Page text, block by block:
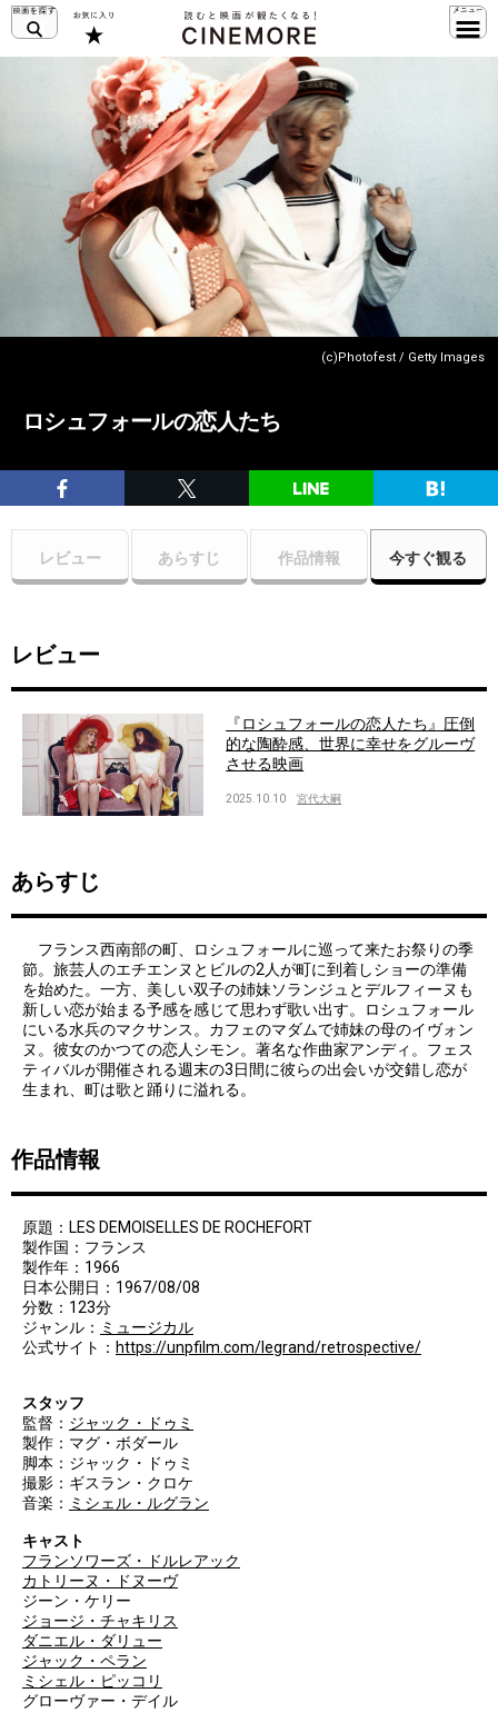
(c)Photofest / Getty Images
ロシュフォールの恋人たち
レビュー あらすじ 作品情報 今すぐ観る
レビュー
『ロシュフォールの恋人たち』圧倒
的な陶酔感、世界に幸せをグルーヴ
させる映画
2025.10.10 宮代大嗣
あらすじ
フランス西南部の町、ロシュフォールに巡って来たお祭りの季
節。旅芸人のエチエンヌとビルの2人が町に到着しショーの準備
を始めた。一方、美しい双子の姉妹ソランジュとデルフィーヌも
新しい恋が始まる予感を感じて思わず歌い出す。ロシュフォール
にいる水兵のマクサンス。カフェのマダムで姉妹の母のイヴォン
ヌ。彼女のかつての恋人シモン。著名な作曲家アンディ。フェス
ティバルが開催される週末の3日間に彼らの出会いが交錯し恋が
生まれ、町は歌と踊りに溢れる。
作品情報
原題：LES DEMOISELLES DE ROCHEFORT
製作国：フランス
製作年：1966
日本公開日：1967/08/08
分数：123分
ジャンル： ミュージカル
公式サイト： https://unpfilm.com/legrand/retrospective/
スタッフ
監督： ジャック・ドゥミ
製作：マグ・ボダール
脚本：ジャック・ドゥミ
撮影：ギスラン・クロケ
音楽： ミシェル・ルグラン
キャスト
フランソワーズ・ドルレアック
カトリーヌ・ドヌーヴ
ジーン・ケリー
ジョージ・チャキリス
ダニエル・ダリュー
ジャック・ペラン
ミシェル・ピッコリ
グローヴァー・デイル